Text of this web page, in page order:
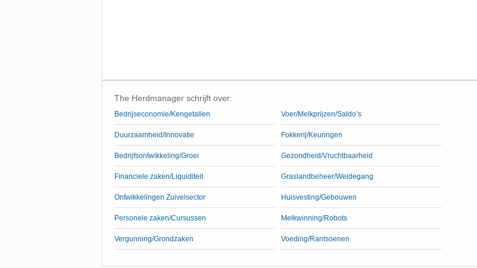
The Herdmanager schrijft over:
Bedrijseconomie/Kengetallen
Duurzaamheid/Innovatie
Bedrijfsontwikkeling/Groei
Financiele zaken/Liquiditeit
Ontwikkelingen Zuivelsector
Personele zaken/Cursussen
Vergunning/Grondzaken
Voer/Melkprijzen/Saldo’s
Fokkerij/Keuringen
Gezondheid/Vruchtbaarheid
Graslandbeheer/Weidegang
Huisvesting/Gebouwen
Melkwinning/Robots
Voeding/Rantsoenen